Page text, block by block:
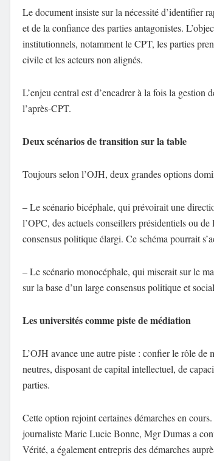
Le document insiste sur la nécessité d’identifier
et de la confiance des parties antagonistes.
institutionnels, notamment le CPT, les parties
civile et les acteurs non alignés.
L’enjeu central est d’encadrer à la fois la
l’après-CPT.
Deux scénarios de transition sur la table
Toujours selon l’OJH, deux grandes options
– Le scénario bicéphale, qui prévoirait une
l’OPC, des actuels conseillers présidentiels ou
consensus politique élargi. Ce schéma pourrait
– Le scénario monocéphale, qui miserait sur le
sur la base d’un large consensus politique et
Les universités comme piste de médiation
L’OJH avance une autre piste : confier le rôle de
neutres, disposant de capital intellectuel, de
parties.
Cette option rejoint certaines démarches en
journaliste Marie Lucie Bonne, Mgr Dumas a
Vérité, a également entrepris des démarches